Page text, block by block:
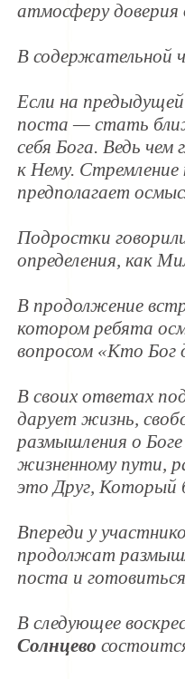
атмосферу доверия
В содержательной
Если на
поста — стать
себя Бога. Ведь
к Нему.
предполагает
Подростки
определения, как
В продолжение
котором ребята
вопросом «Кто Бог
В своих ответах
дарует жизнь,
размышления о
жизненному пути,
это Друг, Который
Впереди у
продолжат
поста и
В следующее
Солнцево